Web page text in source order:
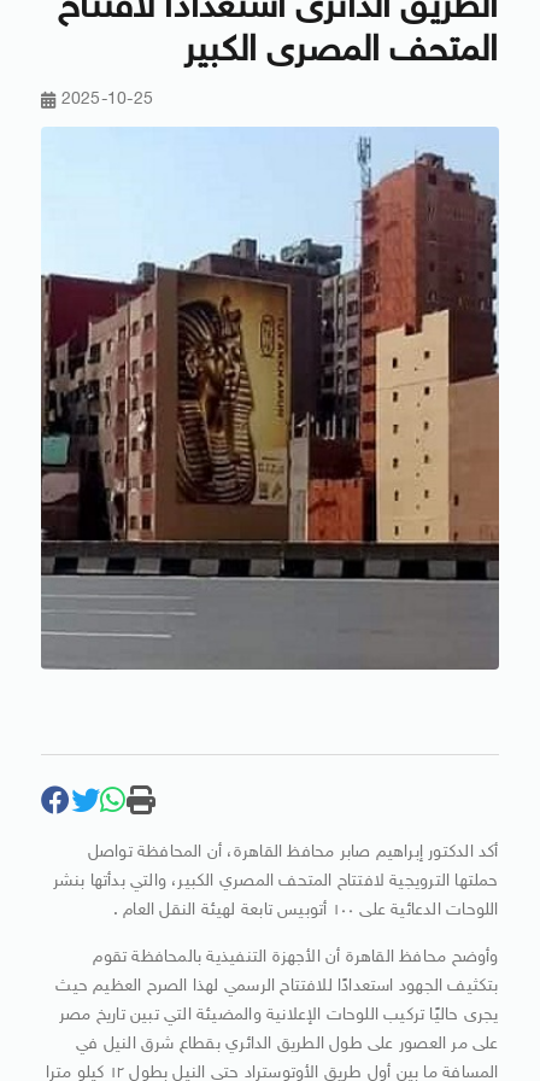
المتحف المصرى الكبير
2025-10-25
أكد الدكتور إبراهيم صابر محافظ القاهرة، أن المحافظة تواصل
حملتها الترويجية لافتتاح المتحف المصري الكبير، والتي بدأتها بنشر
اللوحات الدعائية على ١٠٠ أتوبيس تابعة لهيئة النقل العام .
وأوضح محافظ القاهرة أن الأجهزة التنفيذية بالمحافظة تقوم
بتكثيف الجهود استعدادًا للافتتاح الرسمي لهذا الصرح العظيم حيث
يجرى حاليًا تركيب اللوحات الإعلانية والمضيئة التي تبين تاريخ مصر
على مر العصور على طول الطريق الدائري بقطاع شرق النيل في
المسافة ما بين أول طريق الأوتوستراد حتى النيل بطول ١٢ كيلو مترا